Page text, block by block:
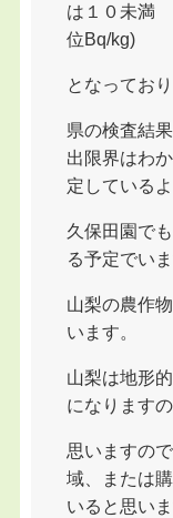
は１０未満
位Bq/kg)
となっており
県の検査結
出限界はわ
定しているよ
久保田園で
る予定でい
山梨の農作
います。
山梨は地形
になります
思いますの
域、または
いると思い